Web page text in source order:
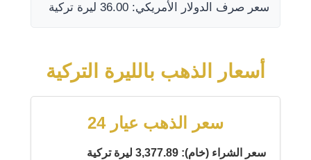
سعر صرف الدولار الأمريكي: 36.00 ليرة تركية
أسعار الذهب بالليرة التركية
سعر الذهب عيار 24
سعر الشراء (خام): 3,377.89 ليرة تركية